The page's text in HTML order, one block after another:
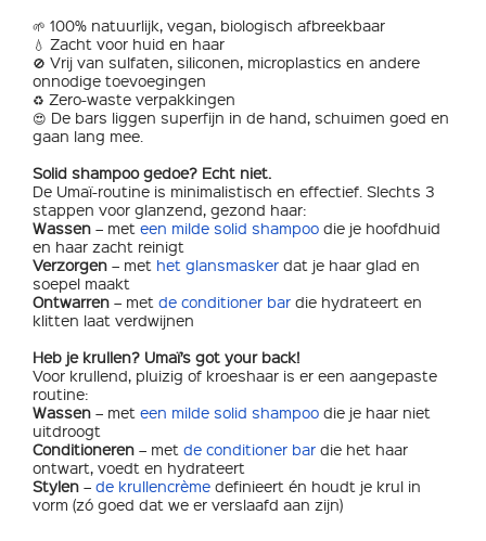
🌱 100% natuurlijk, vegan, biologisch afbreekbaar
💧 Zacht voor huid en haar
🚫 Vrij van sulfaten, siliconen, microplastics en andere
onnodige toevoegingen
♻️ Zero-waste verpakkingen
😍 De bars liggen superfijn in de hand, schuimen goed en
gaan lang mee.
Solid shampoo gedoe? Echt niet.
De Umaï-routine is minimalistisch en effectief. Slechts 3
stappen voor glanzend, gezond haar:
Wassen – met een milde solid shampoo die je hoofdhuid
en haar zacht reinigt
Verzorgen – met het glansmasker dat je haar glad en
soepel maakt
Ontwarren – met de conditioner bar die hydrateert en
klitten laat verdwijnen
Heb je krullen? Umaï’s got your back!
Voor krullend, pluizig of kroeshaar is er een aangepaste
routine:
Wassen – met een milde solid shampoo die je haar niet
uitdroogt
Conditioneren – met de conditioner bar die het haar
ontwart, voedt en hydrateert
Stylen – de krullencrème definieert én houdt je krul in
vorm (zó goed dat we er verslaafd aan zijn)